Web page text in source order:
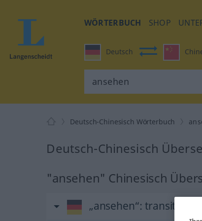
WÖRTERBUCH SHOP
Deutsch
Deutsch-Chinesisch Wörterbuch
Deutsch-Chinesisch
"ansehen" Chinesisch
„ansehen“: transitives